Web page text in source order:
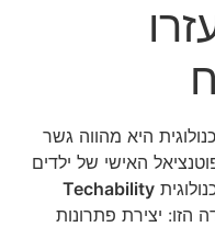
היא מהווה גשר
האישי של ילדים
Techability
הזו: יצירת פתרונות